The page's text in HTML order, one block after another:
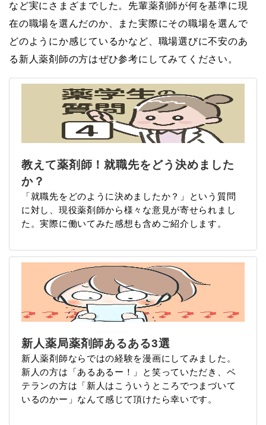
など実にさまざまでした。先輩薬剤師が何を基準に現
在の職場を選んだのか、また実際にその職場を選んで
どのようにか感じているかなど、職場選びに不安のあ
る新人薬剤師の方はぜひ参考にしてみてください。
教えて薬剤師！就職先をどう決めました
か？
「就職先をどのように決めましたか？」という質問
に対し、現役薬剤師から様々な意見が寄せられまし
た。実際に働いてみた感想も含めご紹介します。
新人薬局薬剤師あるある3選
新人薬剤師ならではの経験を漫画にしてみました。
新人の方は「あるあるー！」と笑っていただき、ベ
テランの方は「新人はこういうところでつまづいて
いるのかー」なんて感じて頂けたら幸いです。